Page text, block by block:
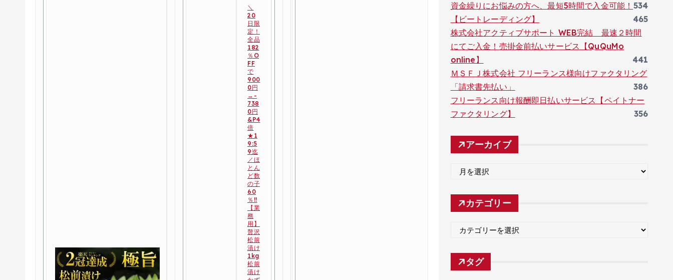
＼
20
日限
定！
全品
182
％O
FF
で
900
0円
→-
738
0円
&P4
倍
★1
9:5
9迄
／ほ
とん
ど数
の子
60
％!!
【業
務
用】
贅沢
松前
漬け
1kg
松前
漬け
534
資金繰りにお悩みの方へ、最短5時間で入金可能！
【ビートレーディング】
465
株式会社アクティブサポート WEB完結 最速２時間
にてご入金！売掛金前払いサービス【QuQuMo
online】
441
ＭＳＦＪ株式会社 フリーランス様向けファクタリング
「請求書先払い」
386
フリーランス向け報酬即日払いサービス【ペイトナー
ファクタリング】
356
アーカイブ
カ
イ
カテゴリー
ゴ
リ
タグ